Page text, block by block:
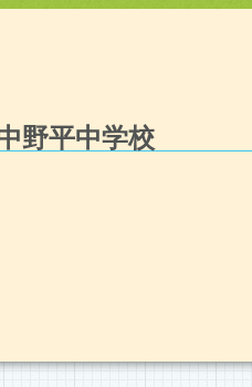
野平中学校